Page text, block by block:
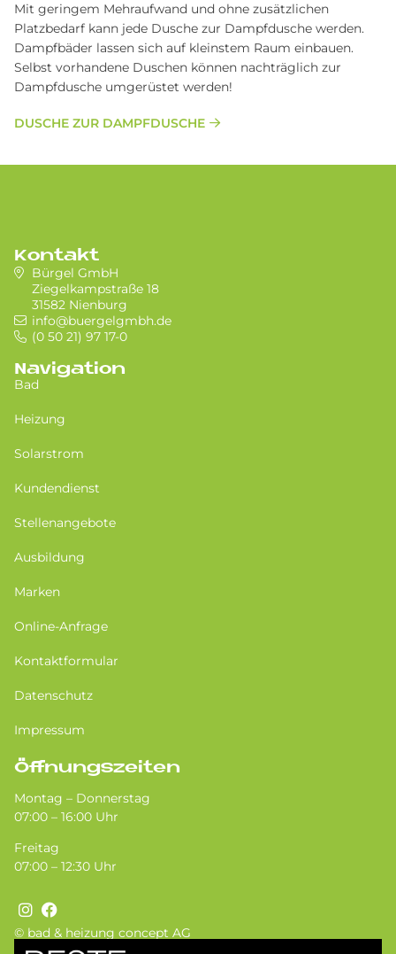
Mit geringem Mehraufwand und ohne zusätzlichen
Platzbedarf kann jede Dusche zur Dampfdusche werden.
Dampfbäder lassen sich auf kleinstem Raum einbauen.
Selbst vorhandene Duschen können nachträglich zur
Dampfdusche umgerüstet werden!
DUSCHE ZUR DAMPFDUSCHE
© bad & heizung concept AG
Kontakt
Bürgel GmbH
Ziegelkampstraße 18
31582 Nienburg
info@buergelgmbh.de
(0 50 21) 97 17-0
Navigation
Bad
Heizung
Solarstrom
Kundendienst
Stellenangebote
Ausbildung
Marken
Online-Anfrage
Kontaktformular
Datenschutz
Impressum
Öffnungszeiten
Montag – Donnerstag
07:00 – 16:00 Uhr
Freitag
07:00 – 12:30 Uhr